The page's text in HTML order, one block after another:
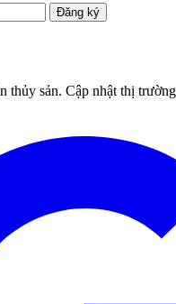
Đăng ký
thủy sản. Cập nhật thị